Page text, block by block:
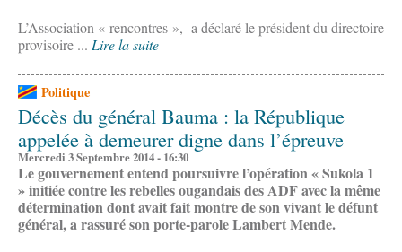
L’Association « rencontres », a déclaré le président du directoire
provisoire ... Lire la suite
Politique
Décès du général Bauma : la République
appelée à demeurer digne dans l’épreuve
Mercredi 3 Septembre 2014 - 16:30
Le gouvernement entend poursuivre l’opération « Sukola 1
» initiée contre les rebelles ougandais des ADF avec la même
détermination dont avait fait montre de son vivant le défunt
général, a rassuré son porte-parole Lambert Mende.